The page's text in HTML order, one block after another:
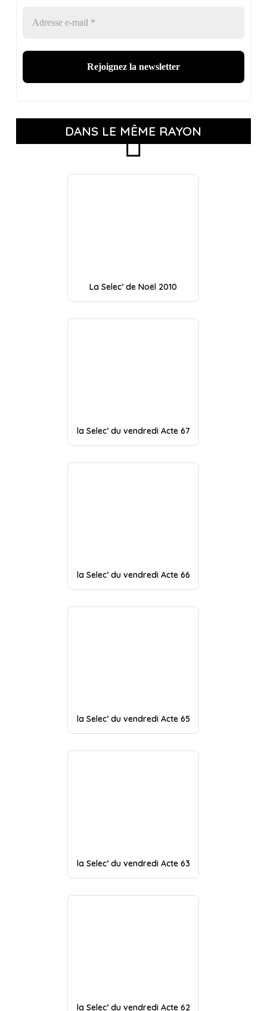
DANS LE MÊME RAYON
La Selec’ de Noël 2010
la Selec’ du vendredi Acte 67
la Selec’ du vendredi Acte 66
la Selec’ du vendredi Acte 65
la Selec’ du vendredi Acte 63
la Selec’ du vendredi Acte 62